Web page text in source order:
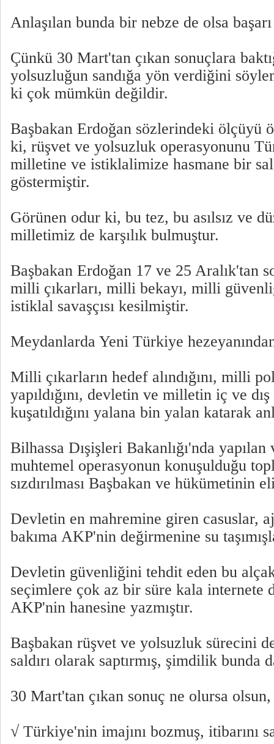
Anlaşılan bunda bir nebze de olsa başarı
Çünkü 30 Mart'tan çıkan sonuçlara
yolsuzluğun sandığa yön verdiğini
ki çok mümkün değildir.
Başbakan Erdoğan sözlerindeki ölçüyü
ki, rüşvet ve yolsuzluk operasyonunu
milletine ve istiklalimize hasmane bir
göstermiştir.
Görünen odur ki, bu tez, bu asılsız ve
milletimiz de karşılık bulmuştur.
Başbakan Erdoğan 17 ve 25 Aralık'tan
milli çıkarları, milli bekayı, milli
istiklal savaşçısı kesilmiştir.
Meydanlarda Yeni Türkiye
Milli çıkarların hedef alındığını, milli
yapıldığını, devletin ve milletin iç ve
kuşatıldığını yalana bin yalan katarak
Bilhassa Dışişleri Bakanlığı'nda
muhtemel operasyonun konuşulduğu
sızdırılması Başbakan ve hükümetinin
Devletin en mahremine giren casuslar,
bakıma AKP'nin değirmenine su
Devletin güvenliğini tehdit eden bu
seçimlere çok az bir süre kala internete
AKP'nin hanesine yazmıştır.
Başbakan rüşvet ve yolsuzluk sürecini
saldırı olarak saptırmış, şimdilik bunda
30 Mart'tan çıkan sonuç ne olursa
√ Türkiye'nin imajını bozmuş, itibarını